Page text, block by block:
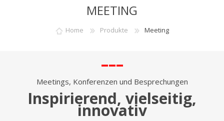
MEETING
Home Produkte Meeting
–––
Meetings, Konferenzen und Besprechungen
Inspirierend, vielseitig,
innovativ